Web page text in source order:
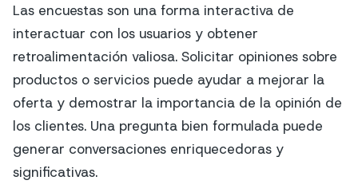
Las encuestas son una forma interactiva de
interactuar con los usuarios y obtener
retroalimentación valiosa. Solicitar opiniones sobre
productos o servicios puede ayudar a mejorar la
oferta y demostrar la importancia de la opinión de
los clientes. Una pregunta bien formulada puede
generar conversaciones enriquecedoras y
significativas.